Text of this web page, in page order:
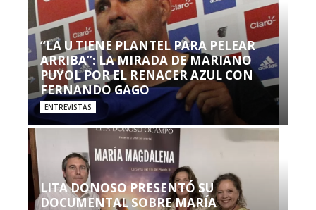
“LA U TIENE PLANTEL PARA PELEAR
ARRIBA”: LA MIRADA DE MARIANO
PUYOL POR EL RENACER AZUL CON
FERNANDO GAGO
ENTREVISTAS
LITA DONOSO PRESENTÓ SU
DOCUMENTAL SOBRE MARÍA